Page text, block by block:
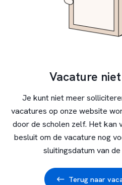
Vacature
Je kunt niet meer
vacatures op onze website
door de scholen zelf. Het kan
besluit om de vacature nog
sluitingsdatum van
Terug naar